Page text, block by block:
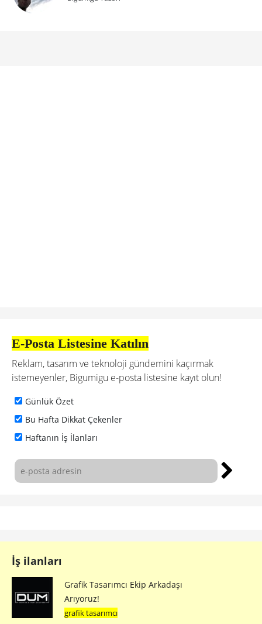
E-Posta Listesine Katılın
Reklam, tasarım ve teknoloji gündemini kaçırmak
istemeyenler, Bigumigu e-posta listesine kayıt olun!
Günlük Özet
Bu Hafta Dikkat Çekenler
Haftanın İş İlanları
İş ilanları
Grafik Tasarımcı Ekip Arkadaşı
Arıyoruz!
grafik tasarımcı